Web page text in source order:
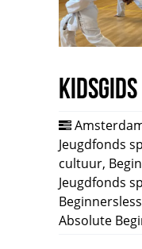
Jeugdfonds
cultuur,
Jeugdfonds
Absolute